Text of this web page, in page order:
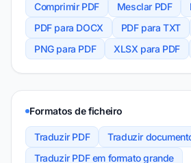
Comprimir PDF Mesclar PDF
PDF para DOCX
PDF para TXT
PNG para PDF
XLSX para PDF
Formatos de ficheiro
Traduzir PDF
Traduzir
Traduzir PDF em formato grande